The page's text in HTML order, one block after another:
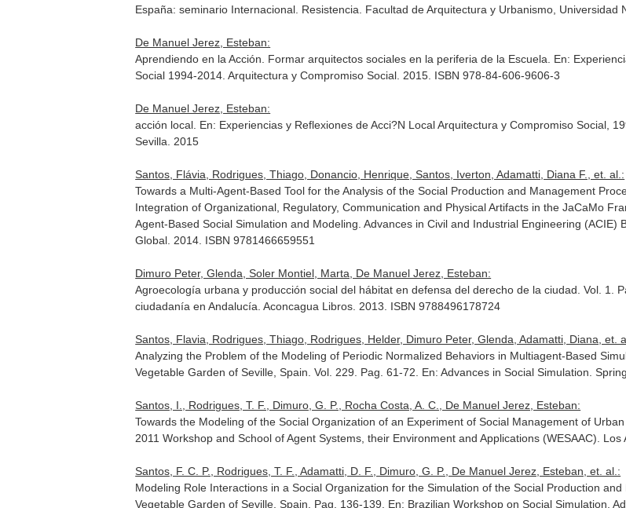
España: seminario Internacional . Resistencia. Facultad de Arquitectura y Urbanismo,
De Manuel Jerez, Esteban:
Aprendiendo en la Acción. Formar arquitectos sociales en la periferia de la Escuela. En:
Social 1994-2014 . Arquitectura y Compromiso Social. 2015. ISBN 978-84-606-9606-3
De Manuel Jerez, Esteban:
acción local. En: Experiencias y Reflexiones de Acci?N Local Arquitectura y Compromiso Social,
Sevilla. 2015
Santos, Flávia, Rodrigues, Thiago, Donancio, Henrique, Santos, Iverton, Adamatti, Diana F., et. al.:
Towards a Multi-Agent-Based Tool for the Analysis of the Social Production and Management
Integration of Organizational, Regulatory, Communication and Physical Artifacts in the JaCaMo
Agent-Based Social Simulation and Modeling . Advances in Civil and Industrial Engineering
Global. 2014. ISBN 9781466659551
Dimuro Peter, Glenda, Soler Montiel, Marta, De Manuel Jerez, Esteban:
Agroecología urbana y producción social del hábitat en defensa del derecho de la ciudad. Vol. 1.
ciudadanía en Andalucía . Aconcagua Libros. 2013. ISBN 9788496178724
Santos, Flavia, Rodrigues, Thiago, Rodrigues, Helder, Dimuro Peter, Glenda, Adamatti, Diana, et.
Analyzing the Problem of the Modeling of Periodic Normalized Behaviors in Multiagent-Based
Vegetable Garden of Seville, Spain. Vol. 229. Pag. 61-72. En: Advances in Social Simulation .
Santos, I., Rodrigues, T. F., Dimuro, G. P., Rocha Costa, A. C., De Manuel Jerez, Esteban:
Towards the Modeling of the Social Organization of an Experiment of Social Management of
2011 Workshop and School of Agent Systems, their Environment and Applications (WESAAC) .
Santos, F. C. P., Rodrigues, T. F., Adamatti, D. F., Dimuro, G. P., De Manuel Jerez, Esteban, et. al.:
Modeling Role Interactions in a Social Organization for the Simulation of the Social Production
Vegetable Garden of Seville, Spain. Pag. 136-139. En: Brazilian Workshop on Social Simulation,